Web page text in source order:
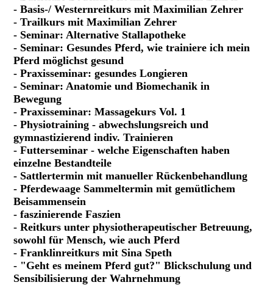
- Basis-/ Westernreitkurs mit Maximilian Zehrer
- Trailkurs mit Maximilian Zehrer
- Seminar: Alternative Stallapotheke
- Seminar: Gesundes Pferd, wie trainiere ich mein
Pferd möglichst gesund
- Praxisseminar: gesundes Longieren
- Seminar: Anatomie und Biomechanik in
Bewegung
- Praxisseminar: Massagekurs Vol. 1
- Physiotraining - abwechslungsreich und
gymnastizierend indiv. Trainieren
- Futterseminar - welche Eigenschaften haben
einzelne Bestandteile
- Sattlertermin mit manueller Rückenbehandlung
- Pferdewaage Sammeltermin mit gemütlichem
Beisammensein
- faszinierende Faszien
- Reitkurs unter physiotherapeutischer Betreuung,
sowohl für Mensch, wie auch Pferd
- Franklinreitkurs mit Sina Speth
- "Geht es meinem Pferd gut?" Blickschulung und
Sensibilisierung der Wahrnehmung